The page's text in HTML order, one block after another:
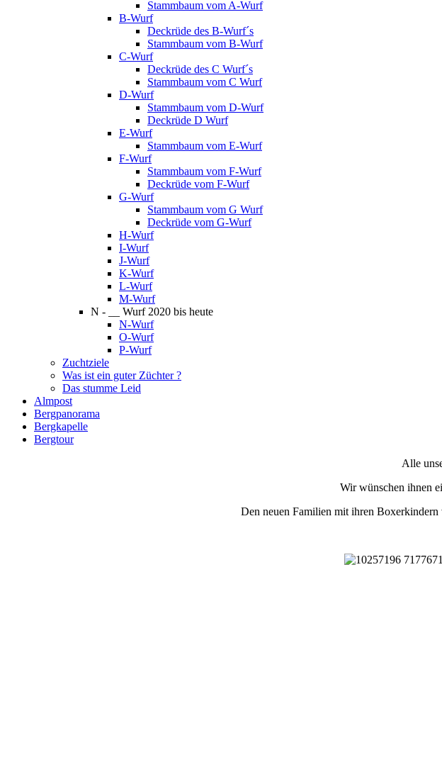
Stammbaum vom A-Wurf
B-Wurf
Deckrüde des B-Wurf´s
Stammbaum vom B-Wurf
C-Wurf
Deckrüde des C Wurf´s
Stammbaum vom C Wurf
D-Wurf
Stammbaum vom D-Wurf
Deckrüde D Wurf
E-Wurf
Stammbaum vom E-Wurf
F-Wurf
Stammbaum vom F-Wurf
Deckrüde vom F-Wurf
G-Wurf
Stammbaum vom G Wurf
Deckrüde vom G-Wurf
H-Wurf
I-Wurf
J-Wurf
K-Wurf
L-Wurf
M-Wurf
N - __ Wurf 2020 bis heute
N-Wurf
O-Wurf
P-Wurf
Zuchtziele
Was ist ein guter Züchter ?
Das stumme Leid
Almpost
Bergpanorama
Bergkapelle
Bergtour
Alle
Wir wünschen ihnen
Den neuen Familien mit ihren